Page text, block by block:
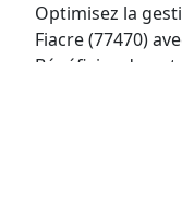
Optimisez la
Fiacre (77470)
Bénéficiez de